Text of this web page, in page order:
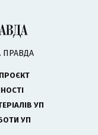
ПРАВДА
УП
УП